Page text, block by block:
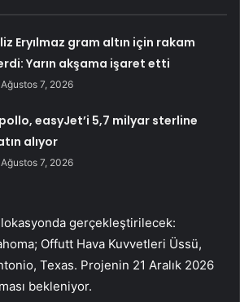
Eryılmaz gram altın için rakam
Yarın akşama işaret etti
Ağustos 7, 2026
easyJet’i 5,7 milyar sterline
alıyor
Ağustos 7, 2026
lokasyonda gerçekleştirilecek:
Offutt Hava Kuvvetleri Üssü,
Texas. Projenin 21 Aralık 2026
bekleniyor.